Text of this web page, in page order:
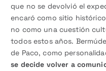
que no se devolvió el
encaró como sitio
no como una cuestión
todos estos años.
de Paco, como
se decide volver a